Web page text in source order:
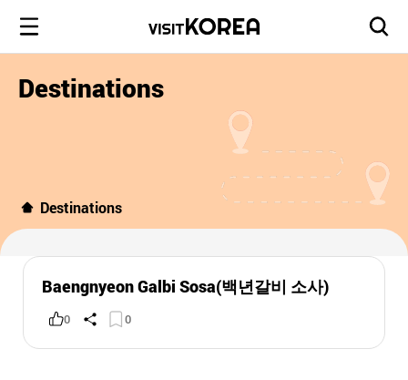
Destinations
Destinations
Baengnyeon Galbi Sosa(백년갈비 소사)
0 0